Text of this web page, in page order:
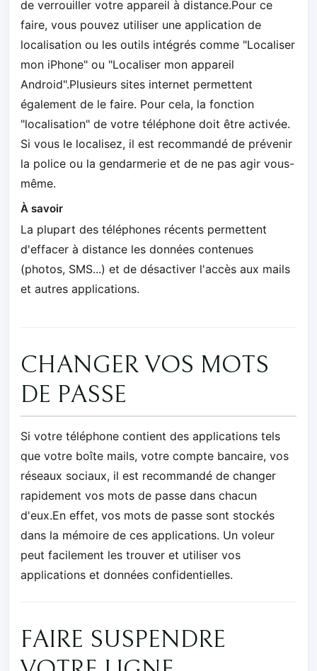
de verrouiller votre appareil à distance.Pour ce
faire, vous pouvez utiliser une application de
localisation ou les outils intégrés comme "Localiser
mon iPhone" ou "Localiser mon appareil
Android".Plusieurs sites internet permettent
également de le faire. Pour cela, la fonction
"localisation" de votre téléphone doit être activée.
Si vous le localisez, il est recommandé de prévenir
la police ou la gendarmerie et de ne pas agir vous-
même.
À savoir
La plupart des téléphones récents permettent
d'effacer à distance les données contenues
(photos, SMS...) et de désactiver l'accès aux mails
et autres applications.
CHANGER VOS MOTS
DE PASSE
Si votre téléphone contient des applications tels
que votre boîte mails, votre compte bancaire, vos
réseaux sociaux, il est recommandé de changer
rapidement vos mots de passe dans chacun
d'eux.En effet, vos mots de passe sont stockés
dans la mémoire de ces applications. Un voleur
peut facilement les trouver et utiliser vos
applications et données confidentielles.
FAIRE SUSPENDRE